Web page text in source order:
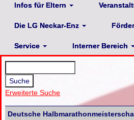
Infos für Eltern
Die LG Neckar-Enz
Service Interner Bereich
Erweiterte Suche
Deutsche